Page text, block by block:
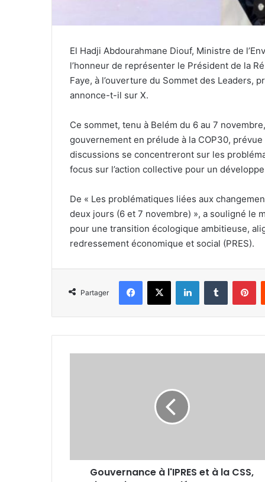
El Hadji Abdourahmane Diouf, Ministre de
l’honneur de représenter le Président de la
Faye, à l’ouverture du Sommet des Leaders,
annonce-t-il sur X.
Ce sommet, tenu à Belém du 6 au 7
gouvernement en prélude à la COP30,
discussions se concentreront sur les
focus sur l’action collective pour un
De « Les problématiques liées aux
deux jours (6 et 7 novembre) », a souligné le
pour une transition écologique ambitieuse,
redressement économique et social (PRES).
Partager
Facebook
X LinkedinTumblr
désastreux
Gouvernance à l'IPRES et à la CSS,